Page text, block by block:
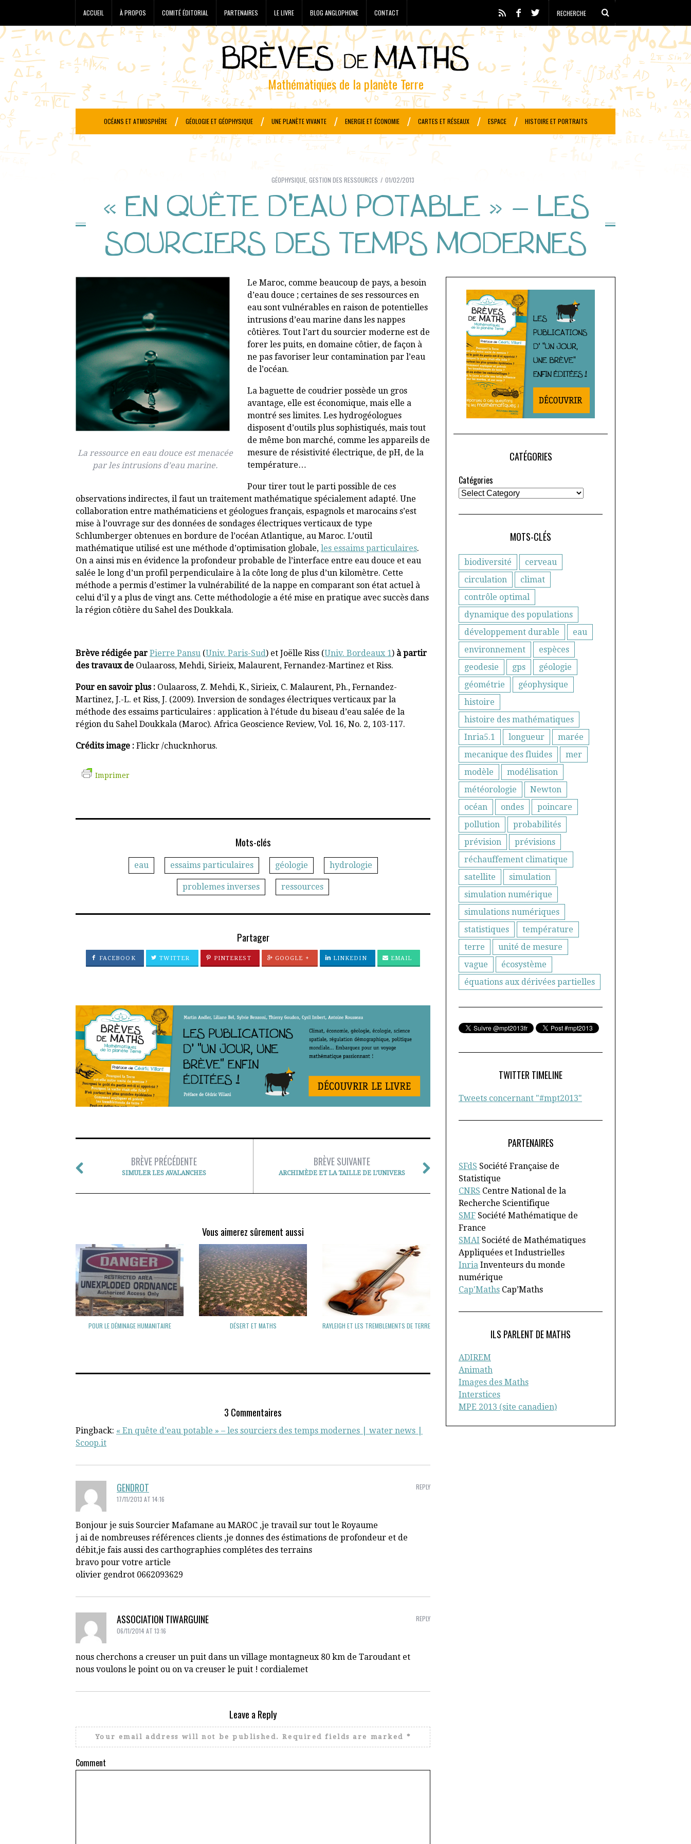
ACCUEIL À PROPOS COMITÉ ÉDITORIAL PARTENAIRES LE LIVRE BLOG ANGLOPHONE CONTACT
Mathématiques de la planète Terre
OCÉANS ET ATMOSPHÈRE GÉOLOGIE ET GÉOPHYSIQUE UNE PLANÈTE VIVANTE ENERGIE ET ÉCONOMIE CARTES ET RÉSEAUX ESPACE HISTOIRE ET PORTRAITS
GÉOPHYSIQUE GESTION DES RESSOURCES 01/02/2013
« EN QUÊTE D’EAU POTABLE » – LES
SOURCIERS DES TEMPS MODERNES
La ressource en eau douce est menacée
par les intrusions d’eau marine.
Le Maroc, comme beaucoup de pays, a besoin
d’eau douce ; certaines de ses ressources en
eau sont vulnérables en raison de potentielles
intrusions d’eau marine dans les nappes
côtières. Tout l’art du sourcier moderne est de
forer les puits, en domaine côtier, de façon à
ne pas favoriser leur contamination par l’eau
de l’océan.
La baguette de coudrier possède un gros
avantage, elle est économique, mais elle a
montré ses limites. Les hydrogéologues
disposent d’outils plus sophistiqués, mais tout
de même bon marché, comme les appareils de
mesure de résistivité électrique, de pH, de la
température…
Pour tirer tout le parti possible de ces
observations indirectes, il faut un traitement mathématique spécialement adapté. Une
collaboration entre mathématiciens et géologues français, espagnols et marocains s’est
mise à l’ouvrage sur des données de sondages électriques verticaux de type
Schlumberger obtenues en bordure de l’océan Atlantique, au Maroc. L’outil
mathématique utilisé est une méthode d’optimisation globale, les essaims particulaires.
On a ainsi mis en évidence la profondeur probable de l’interface entre eau douce et eau
salée le long d’un profil perpendiculaire à la côte long de plus d’un kilomètre. Cette
méthode a permis d’estimer la vulnérabilité de la nappe en comparant son état actuel à
celui d’il y a plus de vingt ans. Cette méthodologie a été mise en pratique avec succès dans
la région côtière du Sahel des Doukkala.
Brève rédigée par Pierre Pansu (Univ. Paris-Sud) et Joëlle Riss (Univ. Bordeaux 1) à partir
des travaux de Oulaaross, Mehdi, Sirieix, Malaurent, Fernandez-Martinez et Riss.
Pour en savoir plus : Oulaaross, Z. Mehdi, K., Sirieix, C. Malaurent, Ph., Fernandez-
Martinez, J.-L. et Riss, J. (2009). Inversion de sondages électriques verticaux par la
méthode des essaims particulaires : application à l’étude du biseau d’eau salée de la
région du Sahel Doukkala (Maroc). Africa Geoscience Review, Vol. 16, No. 2, 103-117.
Crédits image : Flickr /chucknhorus.
Imprimer
Mots-clés
eau essaims particulaires géologie hydrologie
problemes inverses ressources
Partager
FACEBOOK TWITTER PINTEREST GOOGLE + LINKEDIN EMAIL
BRÈVE PRÉCÉDENTE
SIMULER LES AVALANCHES
BRÈVE SUIVANTE
ARCHIMÈDE ET LA TAILLE DE L’UNIVERS
Vous aimerez sûrement aussi
POUR LE DÉMINAGE HUMANITAIRE DÉSERT ET MATHS RAYLEIGH ET LES TREMBLEMENTS DE TERRE
3 Commentaires
Pingback: « En quête d’eau potable » – les sourciers des temps modernes | water news |
Scoop.it
GENDROT
17/11/2013 AT 14:16
Bonjour je suis Sourcier Mafamane au MAROC ,je travail sur tout le Royaume
j ai de nombreuses références clients ,je donnes des éstimations de profondeur et de
débit,je fais aussi des carthographies complétes des terrains
bravo pour votre article
olivier gendrot 0662093629
REPLY
ASSOCIATION TIWARGUINE
06/11/2014 AT 13:16
nous cherchons a creuser un puit dans un village montagneux 80 km de Taroudant et
nous voulons le point ou on va creuser le puit ! cordialemet
REPLY
Leave a Reply
Your email address will not be published. Required fields are marked *
Comment
CATÉGORIES
Catégories
MOTS-CLÉS
biodiversité
cerveau
circulation
climat
contrôle optimal
dynamique des populations
développement durable
eau
environnement
espèces
geodesie
gps
géologie
géométrie
géophysique
histoire
histoire des mathématiques
Inria5.1
longueur
marée
mecanique des fluides
mer
modèle
modélisation
météorologie
Newton
océan
ondes
poincare
pollution
probabilités
prévision
prévisions
réchauffement climatique
satellite
simulation
simulation numérique
simulations numériques
statistiques
température
terre
unité de mesure
vague
écosystème
équations aux dérivées partielles
TWITTER TIMELINE
Tweets concernant "#mpt2013"
PARTENAIRES
SFdS Société Française de
Statistique
CNRS Centre National de la
Recherche Scientifique
SMF Société Mathématique de
France
SMAI Société de Mathématiques
Appliquées et Industrielles
Inria Inventeurs du monde
numérique
Cap'Maths Cap’Maths
ILS PARLENT DE MATHS
ADIREM
Animath
Images des Maths
Interstices
MPE 2013 (site canadien)